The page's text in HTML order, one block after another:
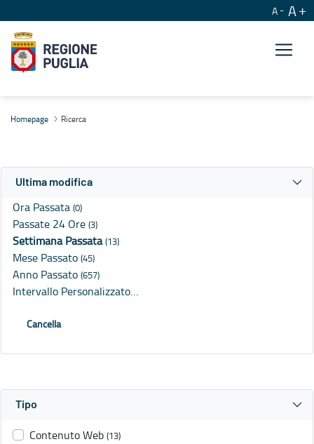
A A
Homepage Ricerca
Ultima modifica
Ora Passata (0)
Passate 24 Ore (3)
Settimana Passata(13)
Mese Passato (45)
Anno Passato (657)
Intervallo Personalizzato…
Cancella
Tipo
Contenuto Web (13)